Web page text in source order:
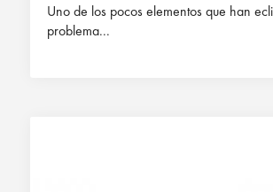
Uno de los pocos elementos que han
problema...